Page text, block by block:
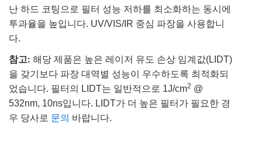
난 하드 코팅으로 필터 성능 저하를 최소화하는 동시에
투과율을 높입니다. UV/VIS/IR 중심 파장을 사용합니
다.
참고: 해당 제품은 높은 레이저 유도 손상 임계값(LIDT)
을 갖기보다 파장 대역별 성능이 우수하도록 최적화되
었습니다. 필터의 LIDT는 일반적으로 1J/cm2 @
532nm, 10ns입니다. LIDT가 더 높은 필터가 필요한 경
우 당사로 문의 바랍니다.